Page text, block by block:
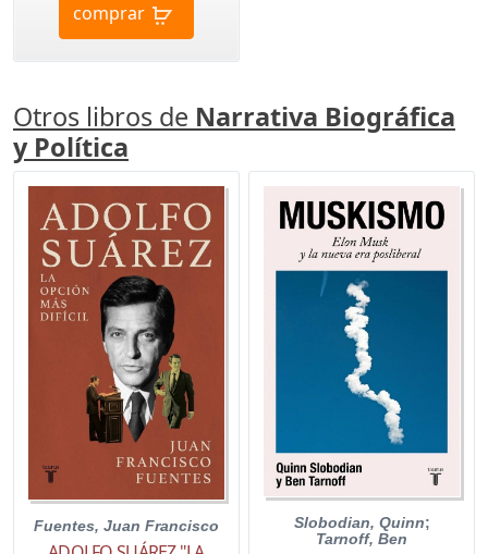
comprar
Otros libros de Narrativa Biográfica
y Política
Fuentes, Juan Francisco Slobodian, Quinn;
Tarnoff, Ben